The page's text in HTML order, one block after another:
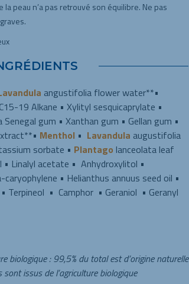
peau n’a pas retrouvé son équilibre. Ne pas
angustifolia flower water**•
19 Alkane • Xylityl sesquicaprylate •
Senegal gum • Xanthan gum • Gellan gum •
Menthol • Lavandula augustifolia
sorbate • Plantago lanceolata leaf
• Linalyl acetate • Anhydroxylitol •
• Helianthus annuus seed oil •
Terpineol • Camphor • Geraniol • Geranyl
biologique : 99,5% du total est d’origine naturelle
issus de l’agriculture biologique